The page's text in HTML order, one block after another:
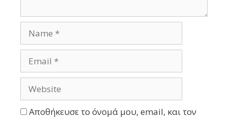
Αποθήκευσε το όνομά μου, email, και τον